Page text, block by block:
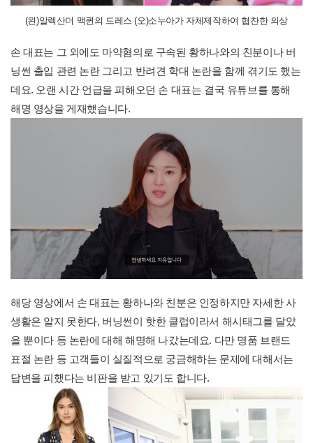
(왼)알렉산더 맥퀸의 드레스 (오)소누아가 자체제작하여 협찬한 의상
손 대표는 그 외에도 마약혐의로 구속된 황하나와의 친분이나 버
닝썬 출입 관련 논란 그리고 반려견 학대 논란을 함께 겪기도 했는
데요. 오랜 시간 언급을 피해오던 손 대표는 결국 유튜브를 통해
해명 영상을 게재했습니다.
해당 영상에서 손 대표는 황하나와 친분은 인정하지만 자세한 사
생활은 알지 못한다, 버닝썬이 핫한 클럽이라서 해시태그를 달았
을 뿐이다 등 논란에 대해 해명해 나갔는데요. 다만 명품 브랜드
표절 논란 등 고객들이 실질적으로 궁금해하는 문제에 대해서는
답변을 피했다는 비판을 받고 있기도 합니다.